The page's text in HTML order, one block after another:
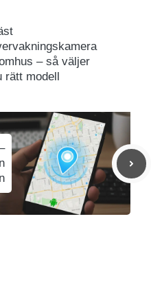
– så väljer
rätt modell